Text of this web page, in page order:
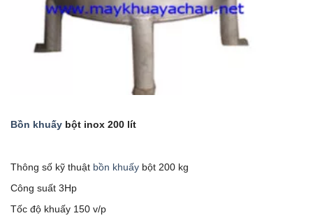
Bồn khuấy bột inox 200 lít
Thông số kỹ thuật bồn khuấy bột 200 kg
Công suất 3Hp
Tốc độ khuấy 150 v/p